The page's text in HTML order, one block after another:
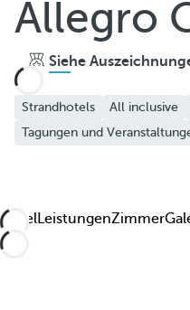
Zu Favoriten hinzufügen
Weitere Fotos und Videos
Allegro
Siehe
Strandhotels All inclusive
Tagungen und
HotelLeistungenZimmer